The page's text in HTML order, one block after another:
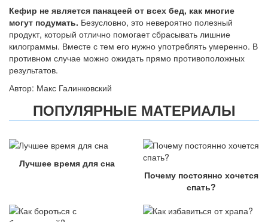
Кефир не является панацеей от всех бед, как многие
могут подумать. Безусловно, это невероятно полезный
продукт, который отлично помогает сбрасывать лишние
килограммы. Вместе с тем его нужно употреблять умеренно. В
противном случае можно ожидать прямо противоположных
результатов.
Автор: Макс Галинковский
ПОПУЛЯРНЫЕ МАТЕРИАЛЫ
Лучшее время для сна
Почему постоянно хочется
спать?